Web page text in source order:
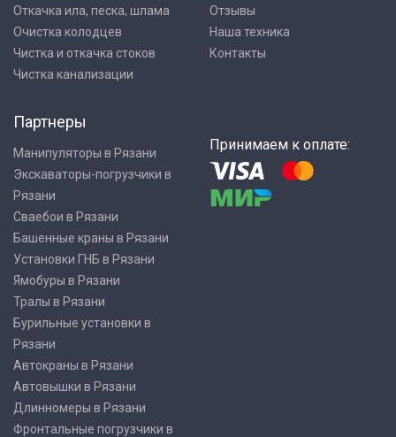
Откачка ила, песка, шлама
Очистка колодцев
Чистка и откачка стоков
Чистка канализации
Отзывы
Наша техника
Контакты
Партнеры
Манипуляторы в Рязани
Экскаваторы-погрузчики в
Рязани
Сваебои в Рязани
Башенные краны в Рязани
Установки ГНБ в Рязани
Ямобуры в Рязани
Тралы в Рязани
Бурильные установки в
Рязани
Автокраны в Рязани
Автовышки в Рязани
Длинномеры в Рязани
Фронтальные погрузчики в
Принимаем к оплате: